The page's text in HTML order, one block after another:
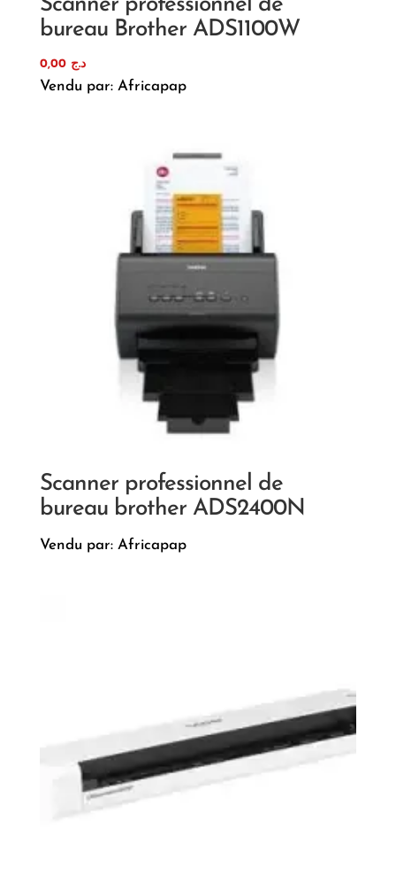
bureau Brother ADS1100W
د.ج 0,00
Vendu par: Africapap
Scanner professionnel de
bureau brother ADS2400N
Vendu par: Africapap